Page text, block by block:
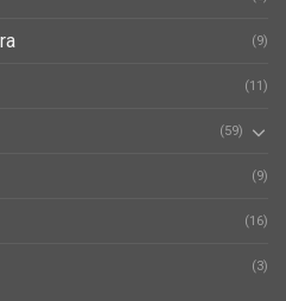
(9)
(11)
(59)
(9)
(16)
(3)